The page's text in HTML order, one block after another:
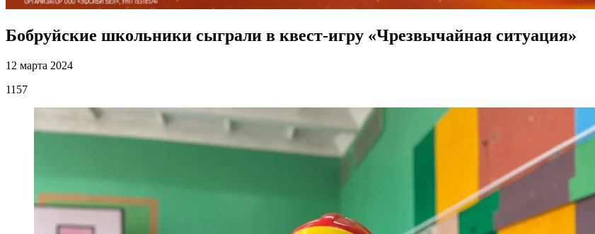
Бобруйские школьники сыграли в квест-игру «Чрезвычайная ситуация»
12 марта 2024
1157